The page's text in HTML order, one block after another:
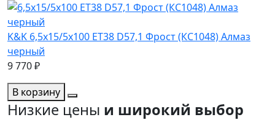
K&K 6,5x15/5x100 ET38 D57,1 Фрост (КС1048) Алмаз
черный
9 770 ₽
В корзину
Низкие цены и широкий выбор